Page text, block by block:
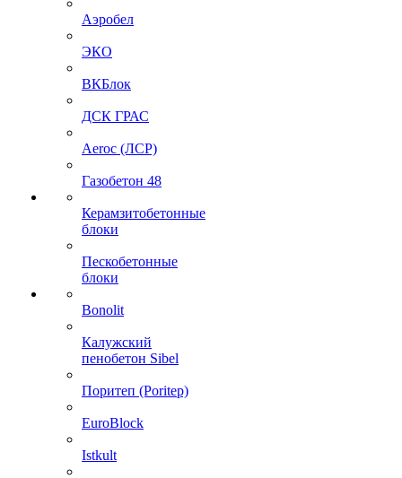
Аэробел
ЭКО
ВКБлок
ДСК ГРАС
Aeroc (ЛСР)
Газобетон 48
Керамзитобетонные
блоки
Пескобетонные
блоки
Bonolit
Калужский
пенобетон Sibel
Поритеп (Poritep)
EuroBlock
Istkult